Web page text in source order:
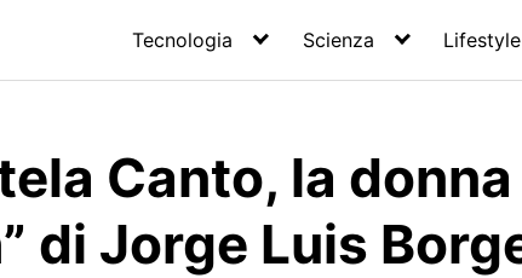
Tecnologia Scienza Lifestyle
Canto, la
di Jorge Luis